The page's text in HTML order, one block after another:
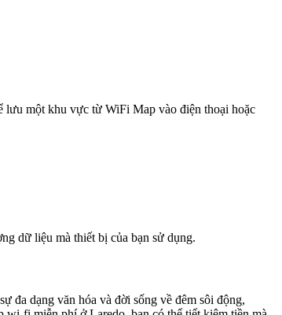
lưu một khu vực từ WiFi Map vào điện thoại hoặc
dữ liệu mà thiết bị của bạn sử dụng.
đa dạng văn hóa và đời sống về đêm sôi động,